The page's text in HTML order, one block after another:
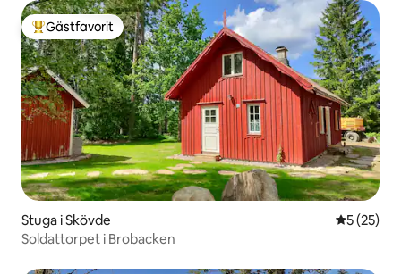
Populär gästfavorit
Gästfavorit
Stuga i Skövde 5 av 5 i
5 (25)
Soldattorpet i Brobacken